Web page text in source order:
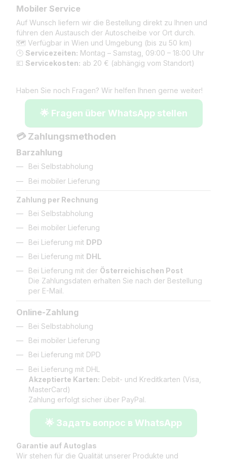
Mobiler Service
Auf Wunsch liefern wir die Bestellung direkt zu Ihnen und
führen den Austausch der Autoscheibe vor Ort durch.
🗺️ Verfügbar in Wien und Umgebung (bis zu 50 km)
🕒 Servicezeiten: Montag – Samstag, 09:00 – 18:00 Uhr
💶 Servicekosten: ab 20 € (abhängig vom Standort)
Haben Sie noch Fragen? Wir helfen Ihnen gerne weiter!
🌟 Fragen über WhatsApp stellen
💳 Zahlungsmethoden
Barzahlung
Bei Selbstabholung
Bei mobiler Lieferung
Zahlung per Rechnung
Bei Selbstabholung
Bei mobiler Lieferung
Bei Lieferung mit DPD
Bei Lieferung mit DHL
Bei Lieferung mit der Österreichischen Post
Die Zahlungsdaten erhalten Sie nach der Bestellung
per E-Mail.
Online-Zahlung
Bei Selbstabholung
Bei mobiler Lieferung
Bei Lieferung mit DPD
Bei Lieferung mit DHL
Akzeptierte Karten: Debit- und Kreditkarten (Visa,
MasterCard)
Zahlung erfolgt sicher über PayPal.
🌟 Задать вопрос в WhatsApp
Garantie auf Autoglas
Wir stehen für die Qualität unserer Produkte und